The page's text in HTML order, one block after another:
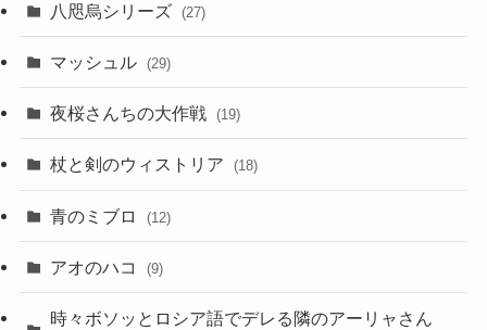
八咫烏シリーズ (27)
マッシュル (29)
夜桜さんちの大作戦 (19)
杖と剣のウィストリア (18)
青のミブロ (12)
アオのハコ (9)
時々ボソッとロシア語でデレる隣のアーリャさん